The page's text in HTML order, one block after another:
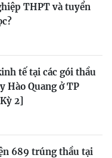
THPT và tuyển
tế tại các gói thầu
Hào Quang ở TP
2]
689 trúng thầu tại